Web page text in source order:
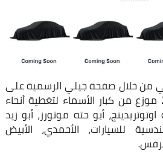
من خلال صفحة جيلي الرسمية على
فيس بوك عن أعتماد 21 موزع من كبار الأسماء لتغطية أنحاء
أبو حته موتورز، أبو زيد
للسيارات، الأحمدي، الأبيض